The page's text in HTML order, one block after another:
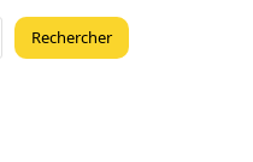
Rechercher